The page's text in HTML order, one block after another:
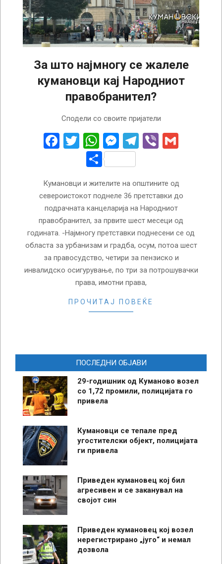
За што најмногу се жалеле
кумановци кај Народниот
правобранител?
Сподели со своите пријатели
Facebook
Twitter
WhatsApp
Messenger
Telegram
Viber
Share
Кумановци и жителите на општините од
североистокот поднеле 36 претставки до
подрачната канцеларија на Народниот
правобранител, за првите шест месеци од
годината. -Најмногу претставки поднесени се од
областа за урбанизам и градба, осум, потоа шест
за правосудство, четири за пензиско и
инвалидско осигурување, по три за потрошувачки
права, имотни права,
ПРОЧИТАЈ ПОВЕЌЕ
ПОСЛЕДНИ ОБЈАВИ
29-годишник од Куманово возел
со 1,72 промили, полицијата го
привела
Кумановци се тепале пред
угостителски објект, полицијата
ги привела
Приведен кумановец кој бил
агресивен и се заканувал на
својот син
Приведен кумановец кој возел
нерегистрирано „југо“ и немал
дозвола